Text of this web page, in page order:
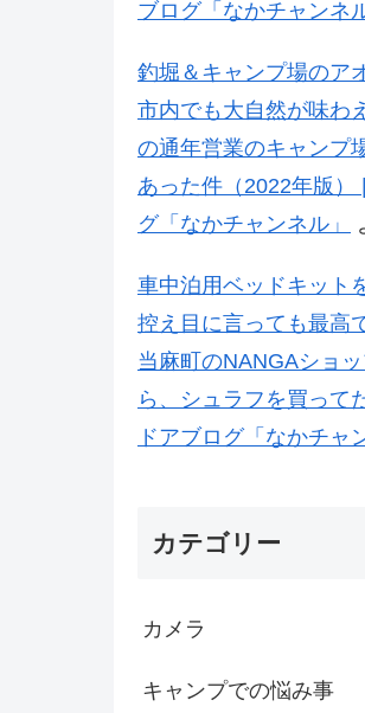
ブログ「なかチャンネ
釣堀＆キャンプ場のア
市内でも大自然が味わ
の通年営業のキャンプ
あった件（2022年版）
グ「なかチャンネル」
車中泊用ベッドキット
控え目に言っても最高
当麻町のNANGAショ
ら、シュラフを買って
ドアブログ「なかチャ
カテゴリー
カメラ
キャンプでの悩み事